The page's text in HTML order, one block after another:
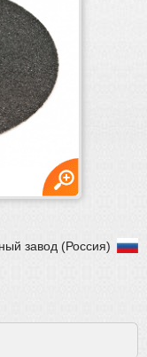
завод (Россия)